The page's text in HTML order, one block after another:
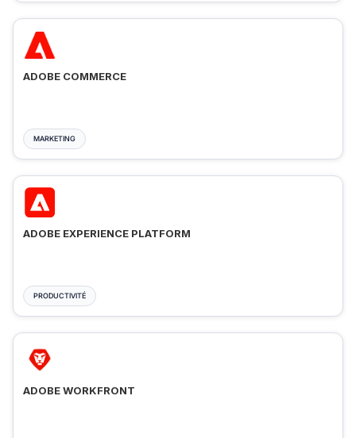
ADOBE COMMERCE
MARKETING
ADOBE EXPERIENCE PLATFORM
PRODUCTIVITÉ
ADOBE WORKFRONT